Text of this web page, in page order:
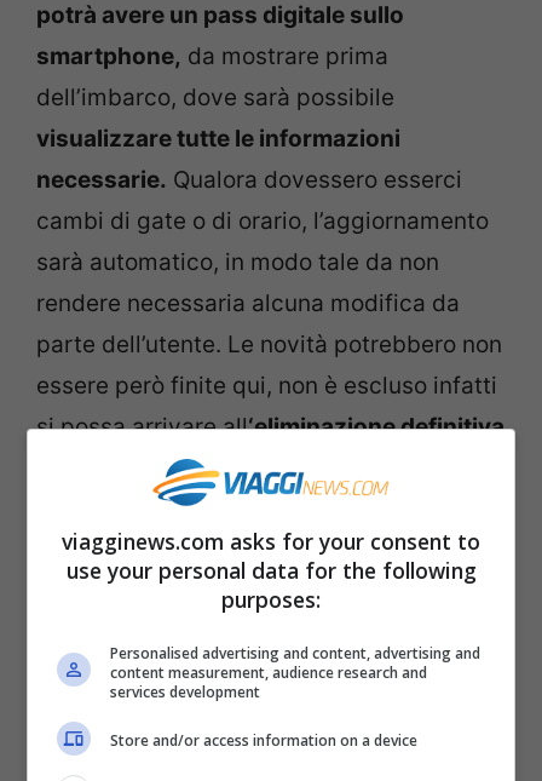
potrà avere un pass digitale sullo
smartphone, da mostrare prima
dell’imbarco, dove sarà possibile
visualizzare tutte le informazioni
necessarie. Qualora dovessero esserci
cambi di gate o di orario, l’aggiornamento
sarà automatico, in modo tale da non
rendere necessaria alcuna modifica da
parte dell’utente. Le novità potrebbero non
essere però finite qui, non è escluso infatti
si possa arrivare all‘eliminazione definitiva
di un momento che genera sempre non
poca scocciatura, quello del check in.
viagginews.com asks for your consent to
use your personal data for the following
purposes:
Personalised advertising and content, advertising and
content measurement, audience research and
services development
Store and/or access information on a device